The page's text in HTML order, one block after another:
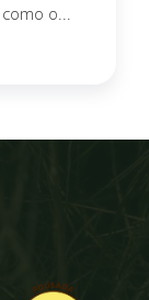
o...